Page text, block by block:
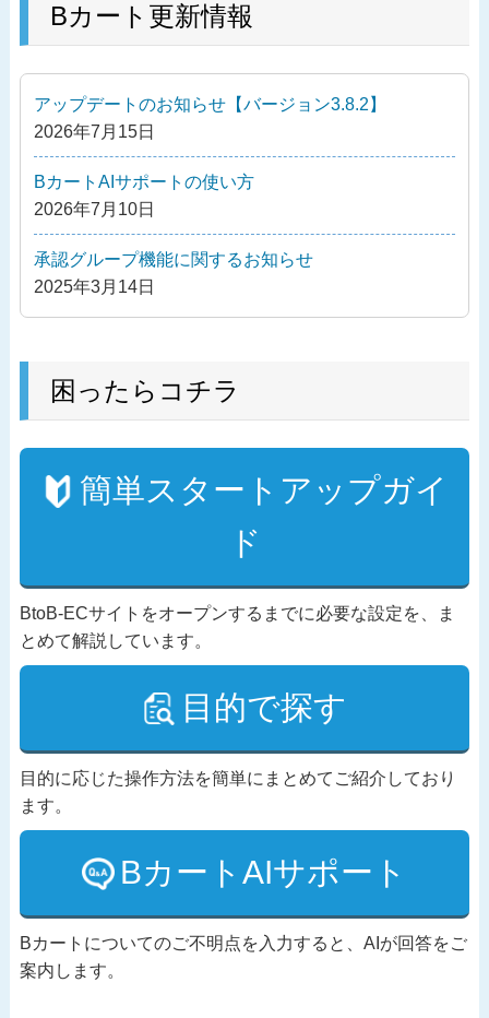
シ
ョ
ン
投
Bカート更新情報
アップデートのお知らせ【バージョン3.8.2】
2026年7月15日
BカートAIサポートの使い方
2026年7月10日
承認グループ機能に関するお知らせ
2025年3月14日
困ったらコチラ
簡単スタートアップガイ
ド
BtoB-ECサイトをオープンするまでに必要な設定を、ま
とめて解説しています。
目的で探す
目的に応じた操作方法を簡単にまとめてご紹介しており
ます。
BカートAIサポート
Bカートについてのご不明点を入力すると、AIが回答をご
案内します。